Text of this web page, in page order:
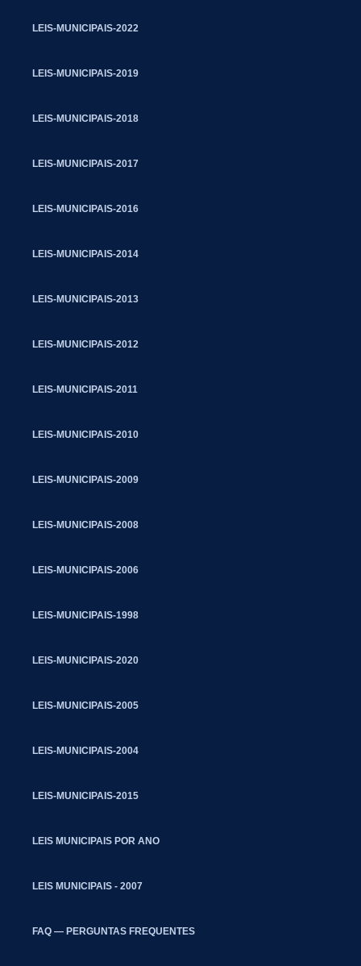
LEIS-MUNICIPAIS-2022
LEIS-MUNICIPAIS-2019
LEIS-MUNICIPAIS-2018
LEIS-MUNICIPAIS-2017
LEIS-MUNICIPAIS-2016
LEIS-MUNICIPAIS-2014
LEIS-MUNICIPAIS-2013
LEIS-MUNICIPAIS-2012
LEIS-MUNICIPAIS-2011
LEIS-MUNICIPAIS-2010
LEIS-MUNICIPAIS-2009
LEIS-MUNICIPAIS-2008
LEIS-MUNICIPAIS-2006
LEIS-MUNICIPAIS-1998
LEIS-MUNICIPAIS-2020
LEIS-MUNICIPAIS-2005
LEIS-MUNICIPAIS-2004
LEIS-MUNICIPAIS-2015
LEIS MUNICIPAIS POR ANO
LEIS MUNICIPAIS - 2007
FAQ — PERGUNTAS FREQUENTES